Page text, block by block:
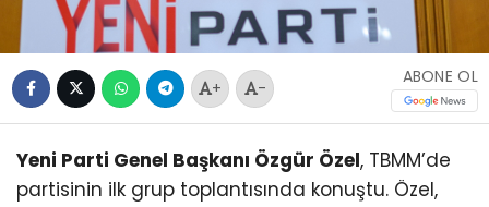
+ -
ABONE OL
Yeni Parti Genel Başkanı Özgür Özel, TBMM’de
partisinin ilk grup toplantısında konuştu. Özel,